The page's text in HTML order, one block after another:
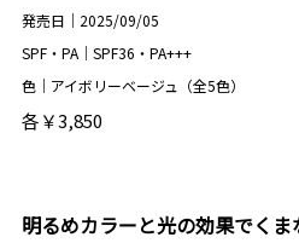
発売日｜2025/09/05
SPF・PA｜SPF36・PA+++
色｜アイボリーベージュ（全5色）
各￥3,850
明るめカラーと光の効果でく